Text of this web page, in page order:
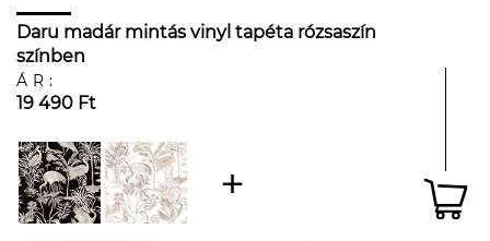
Daru madár mintás vinyl tapéta rózsaszín
színben
ÁR:
19 490 Ft